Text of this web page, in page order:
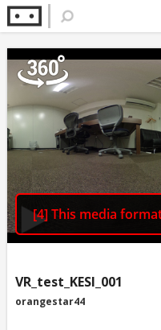
VR_test_KESI_001
orangestar44